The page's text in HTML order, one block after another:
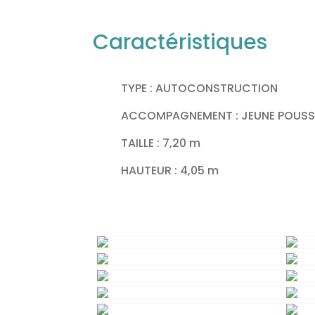
Caractéristiques
TYPE : AUTOCONSTRUCTION
ACCOMPAGNEMENT : JEUNE
TAILLE : 7,20 m
HAUTEUR : 4,05 m